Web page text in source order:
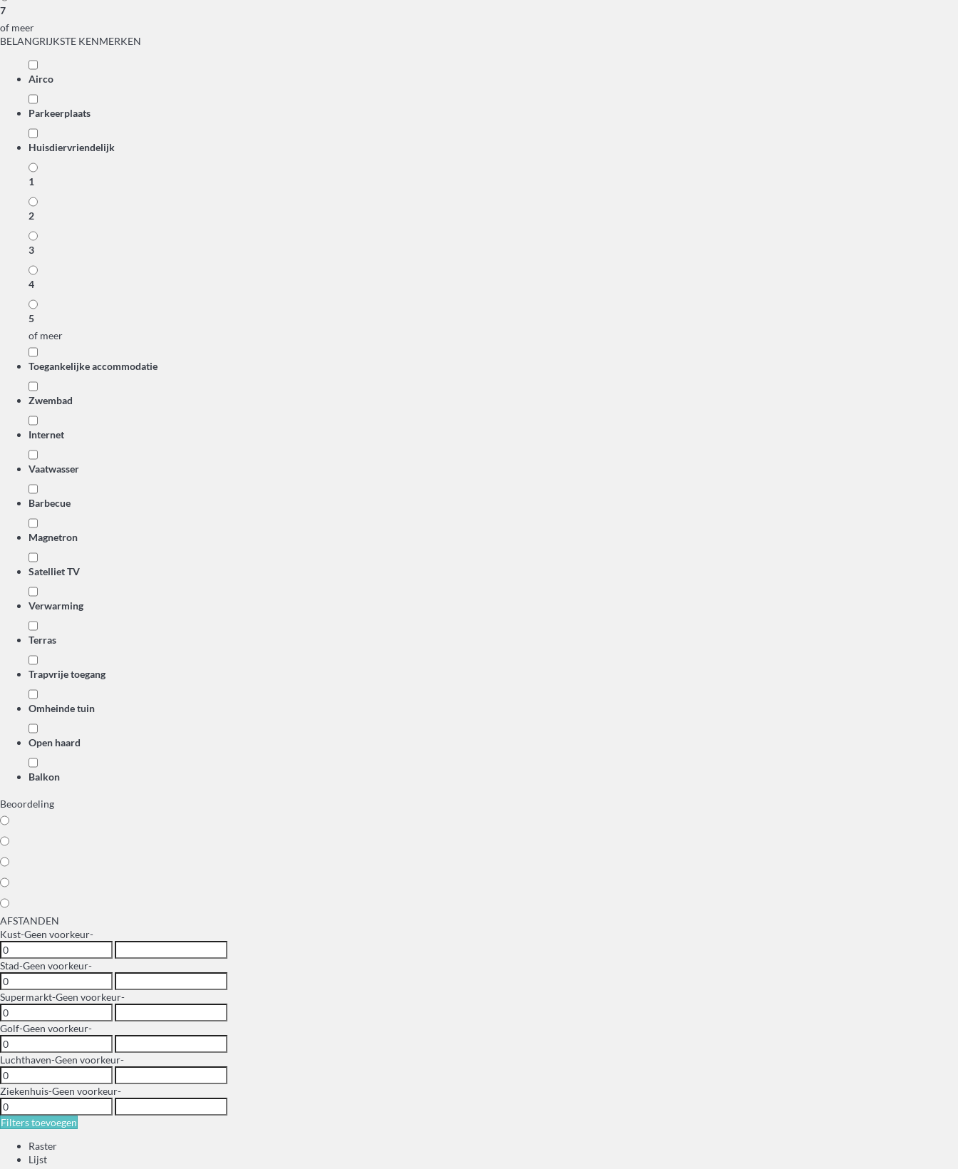
7
of meer
BELANGRIJKSTE KENMERKEN
Airco
Parkeerplaats
Huisdiervriendelijk
1
2
3
4
5
of meer
Toegankelijke accommodatie
Zwembad
Internet
Vaatwasser
Barbecue
Magnetron
Satelliet TV
Verwarming
Terras
Trapvrije toegang
Omheinde tuin
Open haard
Balkon
Beoordeling
AFSTANDEN
Kust-Geen voorkeur-
Stad-Geen voorkeur-
Supermarkt-Geen voorkeur-
Golf-Geen voorkeur-
Luchthaven-Geen voorkeur-
Ziekenhuis-Geen voorkeur-
Filters toevoegen
Raster
Lijst